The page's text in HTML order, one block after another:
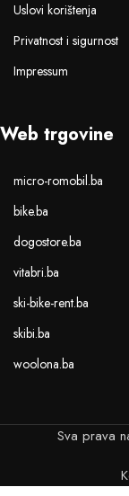
Uslovi korištenja
Privatnost i sigurnost
Impressum
Web trgovine
micro-romobil.ba
bike.ba
dogostore.ba
vitabri.ba
ski-bike-rent.ba
skibi.ba
woolona.ba
Sva prava